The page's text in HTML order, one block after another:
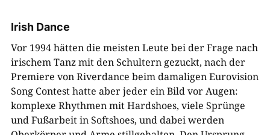
Irish Dance
Vor 1994 hätten die meisten Leute bei der Frage nach
irischem Tanz mit den Schultern gezuckt, nach der
Premiere von Riverdance beim damaligen Eurovision
Song Contest hatte aber jeder ein Bild vor Augen:
komplexe Rhythmen mit Hardshoes, viele Sprünge
und Fußarbeit in Softshoes, und dabei werden